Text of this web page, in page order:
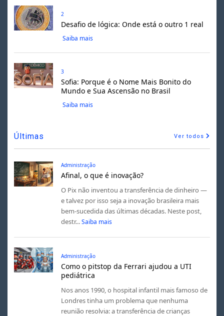
2
Desafio de lógica: Onde está o outro 1 real
Saiba mais
3
Sofia: Porque é o Nome Mais Bonito do
Mundo e Sua Ascensão no Brasil
Saiba mais
Últimas Ver todos
Administração
Afinal, o que é inovação?
O Pix não inventou a transferência de dinheiro —
e talvez por isso seja a inovação brasileira mais
bem-sucedida das últimas décadas. Neste post,
destr... Saiba mais
Administração
Como o pitstop da Ferrari ajudou a UTI
pediátrica
Nos anos 1990, o hospital infantil mais famoso de
Londres tinha um problema que nenhuma
reunião resolvia: a transferência de crianças